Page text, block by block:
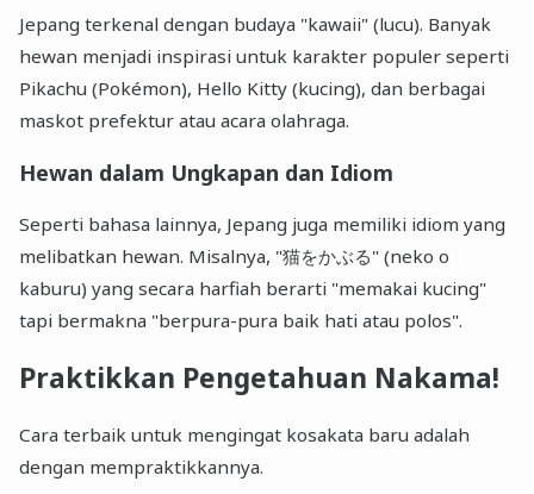
Jepang terkenal dengan budaya "kawaii" (lucu). Banyak
hewan menjadi inspirasi untuk karakter populer seperti
Pikachu (Pokémon), Hello Kitty (kucing), dan berbagai
maskot prefektur atau acara olahraga.
Hewan dalam Ungkapan dan Idiom
Seperti bahasa lainnya, Jepang juga memiliki idiom yang
melibatkan hewan. Misalnya, "猫をかぶる" (neko o
kaburu) yang secara harfiah berarti "memakai kucing"
tapi bermakna "berpura-pura baik hati atau polos".
Praktikkan Pengetahuan Nakama!
Cara terbaik untuk mengingat kosakata baru adalah
dengan mempraktikkannya.